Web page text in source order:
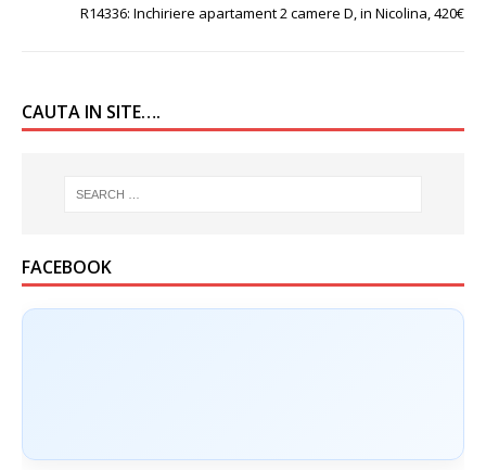
R14336: Inchiriere apartament 2 camere D, in Nicolina, 420€
CAUTA IN SITE….
FACEBOOK